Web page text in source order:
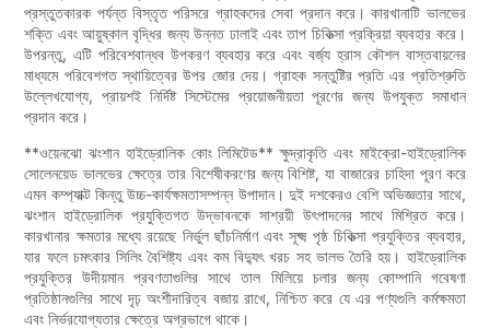
প্রস্তুতকারক পর্যন্ত বিস্তৃত পরিসরে গ্রাহকদের সেবা প্রদান করে। কারখানাটি ভালভের
শক্তি এবং আয়ুষ্কাল বৃদ্ধির জন্য উন্নত ঢালাই এবং তাপ চিকিত্সা প্রক্রিয়া ব্যবহার করে।
উপরন্তু, এটি পরিবেশবান্ধব উপকরণ ব্যবহার করে এবং বর্জ্য হ্রাস কৌশল বাস্তবায়নের
মাধ্যমে পরিবেশগত স্থায়িত্বের উপর জোর দেয়। গ্রাহক সন্তুষ্টির প্রতি এর প্রতিশ্রুতি
উল্লেখযোগ্য, প্রায়শই নির্দিষ্ট সিস্টেমের প্রয়োজনীয়তা পূরণের জন্য উপযুক্ত সমাধান
প্রদান করে।
**ওয়েনঝো ঝংশান হাইড্রোলিক কোং লিমিটেড** ক্ষুদ্রাকৃতি এবং মাইক্রো-হাইড্রোলিক
সোলেনয়েড ভালভের ক্ষেত্রে তার বিশেষীকরণের জন্য বিশিষ্ট, যা বাজারের চাহিদা পূরণ করে
এমন কম্প্যাক্ট কিন্তু উচ্চ-কার্যক্ষমতাসম্পন্ন উপাদান। দুই দশকেরও বেশি অভিজ্ঞতার সাথে,
ঝংশান হাইড্রোলিক প্রযুক্তিগত উদ্ভাবনকে সাশ্রয়ী উৎপাদনের সাথে মিশ্রিত করে।
কারখানার ক্ষমতার মধ্যে রয়েছে নির্ভুল ছাঁচনির্মাণ এবং সূক্ষ্ম পৃষ্ঠ চিকিত্সা প্রযুক্তির ব্যবহার,
যার ফলে চমৎকার সিলিং বৈশিষ্ট্য এবং কম বিদ্যুৎ খরচ সহ ভালভ তৈরি হয়। হাইড্রোলিক
প্রযুক্তির উদীয়মান প্রবণতাগুলির সাথে তাল মিলিয়ে চলার জন্য কোম্পানি গবেষণা
প্রতিষ্ঠানগুলির সাথে দৃঢ় অংশীদারিত্ব বজায় রাখে, নিশ্চিত করে যে এর পণ্যগুলি কর্মক্ষমতা
এবং নির্ভরযোগ্যতার ক্ষেত্রে অগ্রভাগে থাকে।